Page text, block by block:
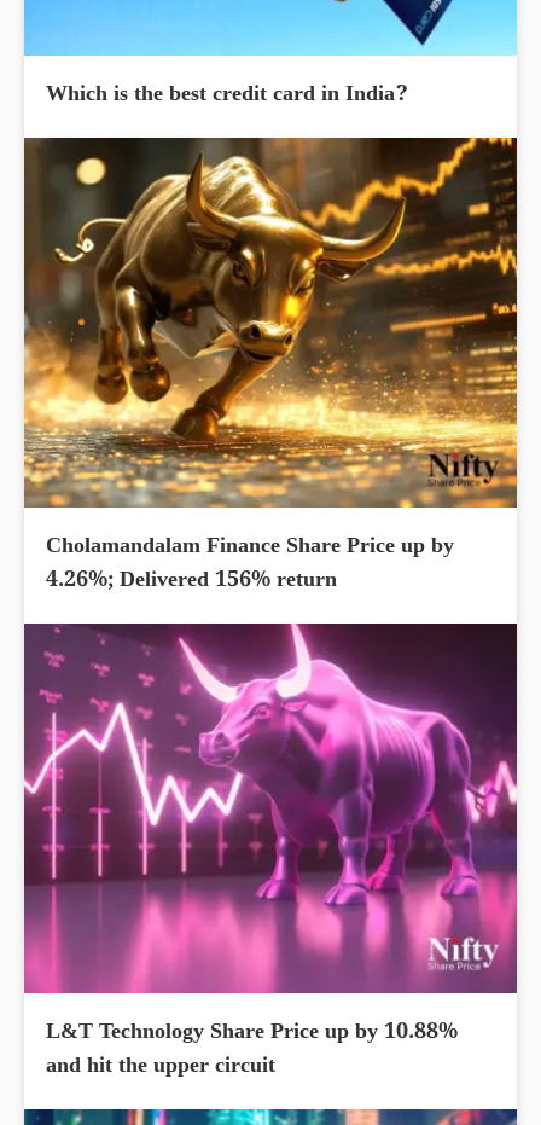
Which is the best credit card in India?
Cholamandalam Finance Share Price up by
4.26%; Delivered 156% return
L&T Technology Share Price up by 10.88%
and hit the upper circuit